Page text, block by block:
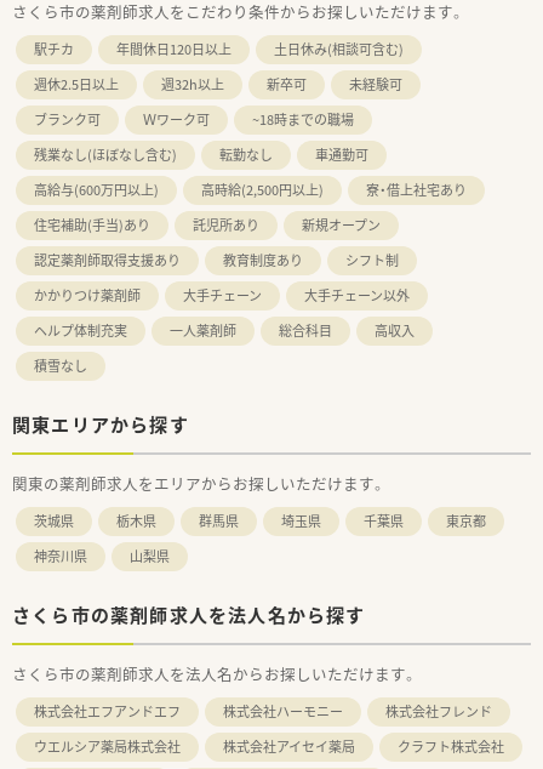
さくら市の薬剤師求人をこだわり条件からお探しいただけます。
駅チカ 年間休日120日以上
土日休み(相談可含む)
週休2.5日以上
週32h以上 新卒可
未経験可
ブランク可
Ｗワーク可
~18時までの職場
残業なし(ほぼなし含む)
転勤なし
車通勤可
高給与(600万円以上)
高時給(2,500円以上)
寮・借上社宅あり
住宅補助(手当)あり
託児所あり
新規オープン
認定薬剤師取得支援あり
教育制度あり
シフト制
かかりつけ薬剤師
大手チェーン
大手チェーン以外
ヘルプ体制充実
一人薬剤師 総合科目
高収入
積雪なし
関東エリアから探す
関東の薬剤師求人をエリアからお探しいただけます。
茨城県 栃木県 群馬県 埼玉県 千葉県
東京都
神奈川県
山梨県
さくら市の薬剤師求人を法人名から探す
さくら市の薬剤師求人を法人名からお探しいただけます。
株式会社エフアンドエフ 株式会社ハーモニー
株式会社フレンド
ウエルシア薬局株式会社
株式会社アイセイ薬局
クラフト株式会社